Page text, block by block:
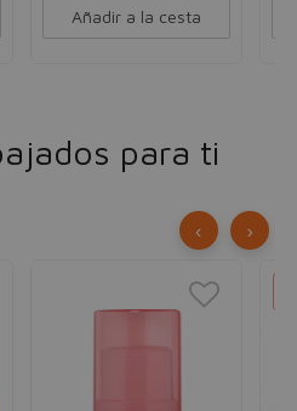
Añadir a la cesta
para ti
‹ ›